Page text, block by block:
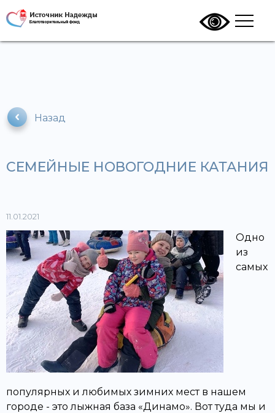
Назад
СЕМЕЙНЫЕ НОВОГОДНИЕ КАТАНИЯ
11.01.2021
Одно
из
самых
популярных и любимых зимних мест в нашем
городе - это лыжная база «Динамо». Вот туда мы и